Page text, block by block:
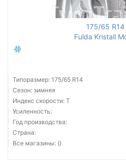
175/65
Fulda Kristall
Типоразмер: 175/65 R14
Сезон: зимняя
Индекс скорости: T
Усиленность:
Год производства:
Страна:
Все магазины: ()